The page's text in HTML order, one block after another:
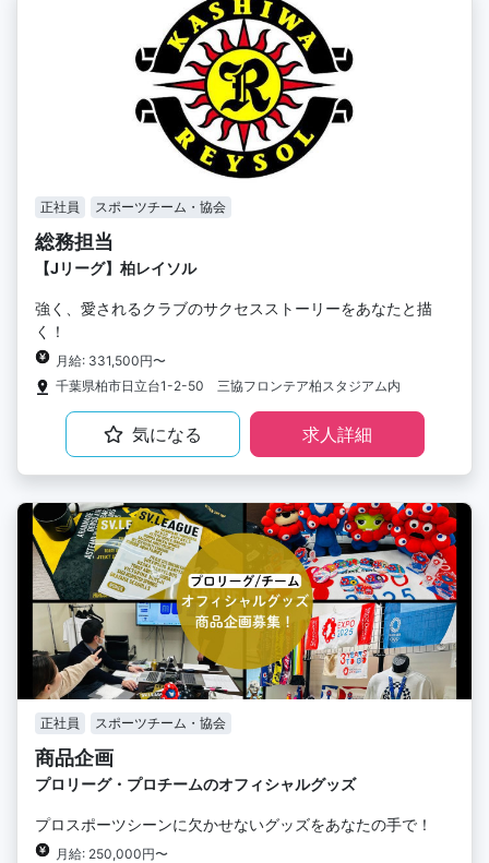
正社員 スポーツチーム・協会
総務担当
【Jリーグ】柏レイソル
強く、愛されるクラブのサクセスストーリーをあなたと描
く！
月給: 331,500円〜
千葉県柏市日立台1-2-50 三協フロンテア柏スタジアム内
気になる 求人詳細
正社員 スポーツチーム・協会
商品企画
プロリーグ・プロチームのオフィシャルグッズ
プロスポーツシーンに欠かせないグッズをあなたの手で！
月給: 250,000円〜